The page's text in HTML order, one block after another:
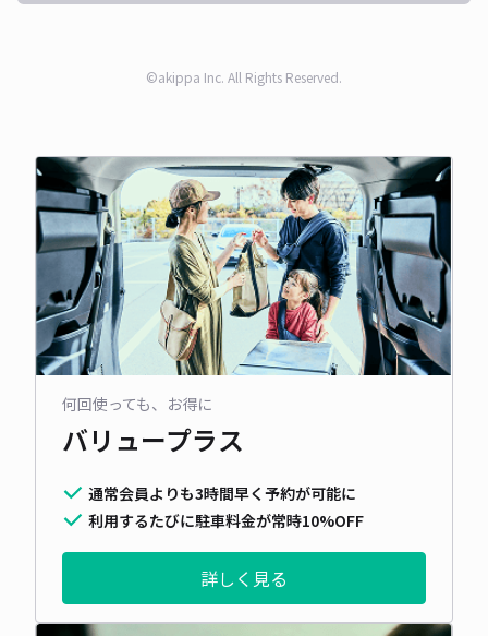
©akippa Inc. All Rights Reserved.
何回使っても、お得に
バリュープラス
通常会員よりも3時間早く予約が可能に
利用するたびに駐車料金が常時10%OFF
詳しく見る